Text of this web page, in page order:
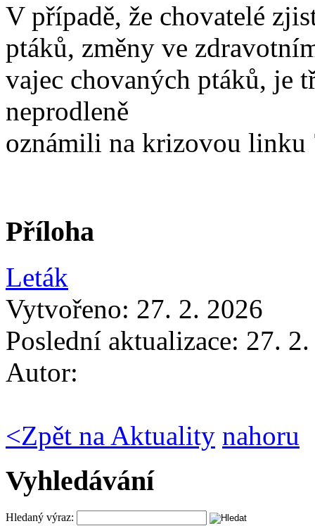
V případě, že chovatelé
ptáků, změny ve
vajec chovaných ptáků, je
neprodleně
oznámili na krizovou linku
Příloha
Leták
Vytvořeno: 27. 2. 2026
Poslední aktualizace: 27.
Autor:
<Zpět na Aktuality nahoru
Vyhledávání
Hledaný výraz: